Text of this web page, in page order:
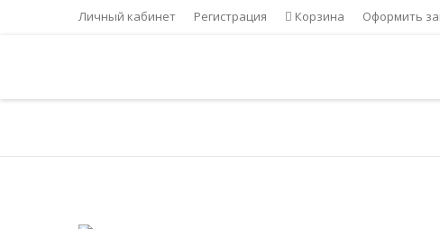
Личный кабинет Регистрация Корзина Оформить